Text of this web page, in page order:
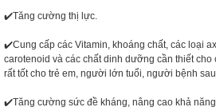
✔️Tăng cường thị lực.
✔️Cung cấp các Vitamin, khoáng chất, các loại
carotenoid và các chất dinh dưỡng cần thiết
rất tốt cho trẻ em, người lớn tuổi, người bệnh
✔️Tăng cường sức đề kháng, nâng cao khả